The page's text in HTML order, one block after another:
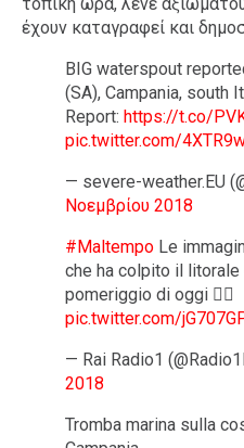
έχουν καταγραφεί και
BIG waterspout
(SA), Campania, south
Report: https://t.co/
pic.twitter.com/
— severe-weather.EU
Νοεμβρίου 2018
#Maltempo Le
che ha colpito il litorale
pomeriggio di oggi 👇🏻
pic.twitter.com/
— Rai Radio1
2018
Tromba marina sulla